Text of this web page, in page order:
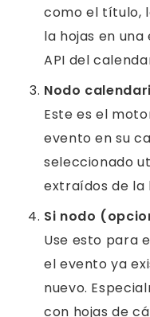
como el título,
la hojas en
API del
Nodo
Este es el
evento en su
seleccionado
extraídos de la
Si nodo
Use esto para
el evento ya
nuevo.
con hojas de